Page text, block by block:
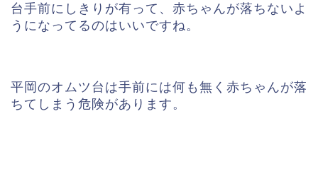
台手前にしきりが有って、赤ちゃんが落ちないよ
うになってるのはいいですね。
平岡のオムツ台は手前には何も無く赤ちゃんが落
ちてしまう危険があります。